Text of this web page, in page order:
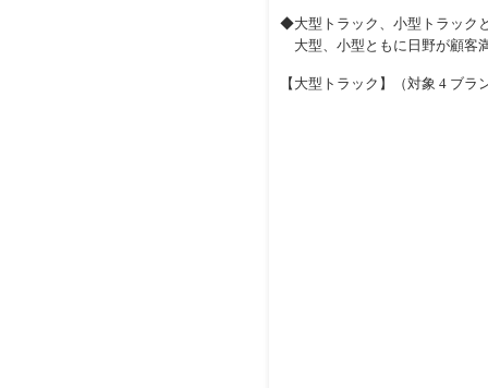
◆大型トラック、小型トラック
大型、小型ともに日野が顧客
【大型トラック】（対象 4 ブ